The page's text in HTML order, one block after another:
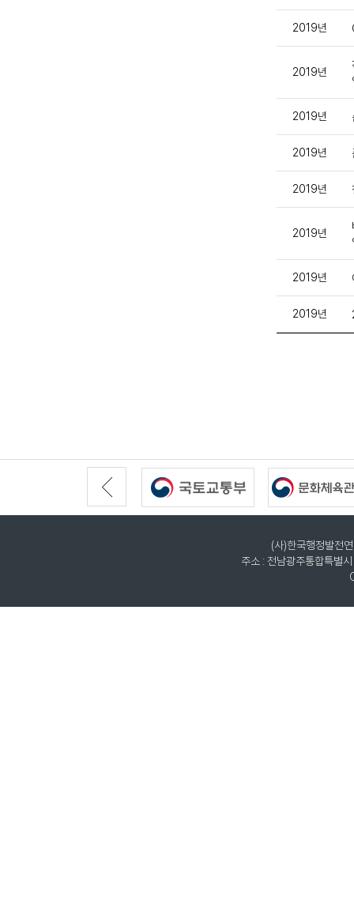
2019년
2019년
2019년
2019년
2019년
2019년
2019년
2019년
(사)한국행정
주소 : 전남광주통합특별